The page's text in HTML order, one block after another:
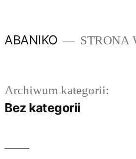
ABANIKO STRONA
Archiwum kategorii:
Bez kategorii